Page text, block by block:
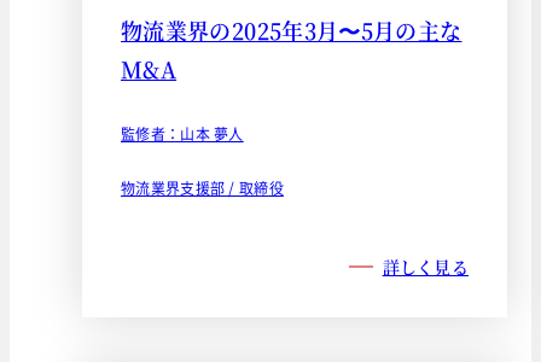
物流業界の2025年3月〜5月の主な
M&A
監修者：山本 夢人
物流業界支援部 / 取締役
詳しく見る